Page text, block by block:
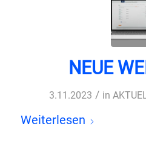
NEUE
3.11.2023 / in
Weiterlesen